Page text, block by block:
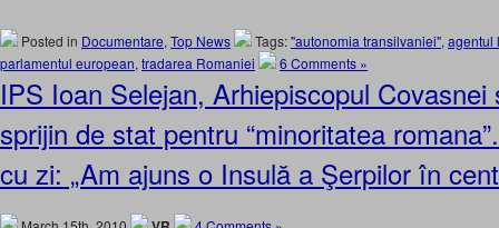
Posted in Documentare, Top News Tags:"autonomia transilvaniei", agentul
parlamentul european, tradarea Romaniei 6 Comments »
IPS Ioan Selejan, Arhiepiscopul
sprijin de stat pentru “minoritatea
cu zi: „Am ajuns o Insulă a Şerpilor în